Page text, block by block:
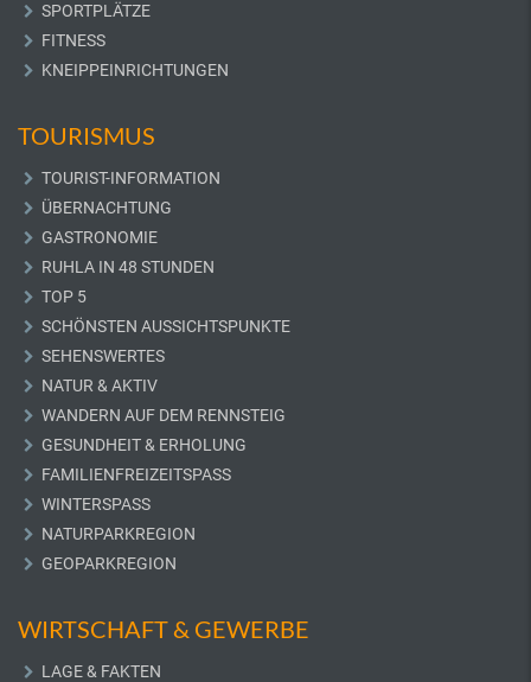
SPORTPLÄTZE
FITNESS
KNEIPPEINRICHTUNGEN
TOURISMUS
TOURIST-INFORMATION
ÜBERNACHTUNG
GASTRONOMIE
RUHLA IN 48 STUNDEN
TOP 5
SCHÖNSTEN AUSSICHTSPUNKTE
SEHENSWERTES
NATUR & AKTIV
WANDERN AUF DEM RENNSTEIG
GESUNDHEIT & ERHOLUNG
FAMILIENFREIZEITSPASS
WINTERSPASS
NATURPARKREGION
GEOPARKREGION
WIRTSCHAFT & GEWERBE
LAGE & FAKTEN